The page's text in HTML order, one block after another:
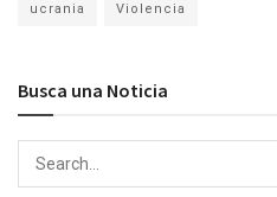
ucrania Violencia
Busca una Noticia